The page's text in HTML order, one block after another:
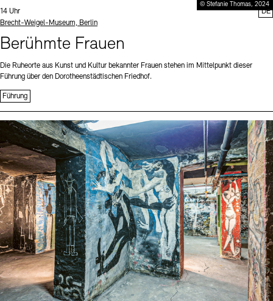
© Stefanie Thomas, 2024
Uhrzeit:
14 Uhr
Standort
Brecht-Weigel-Museum, Berlin
Berühmte Frauen
Die Ruheorte aus Kunst und Kultur bekannter Frauen stehen im Mittelpunkt dieser
Führung über den Dorotheenstädtischen Friedhof.
Führung
DE